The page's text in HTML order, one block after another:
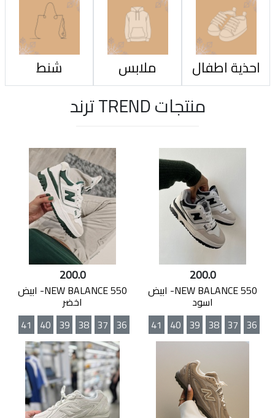
احذية اطفال ملابس شنط
منتجات TREND ترند
200.0
NEW BALANCE 550- ابيض
اسود
36
37
38
39
40
41
200.0
NEW BALANCE 550- ابيض
اخضر
36
37
38
39
40
41